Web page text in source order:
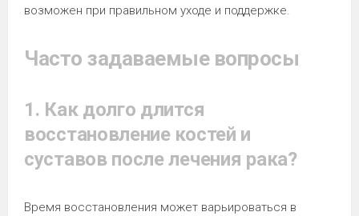
возможен при правильном уходе и поддержке.
Часто задаваемые вопросы
1. Как долго длится
восстановление костей и
суставов после лечения рака?
Время восстановления может варьироваться в